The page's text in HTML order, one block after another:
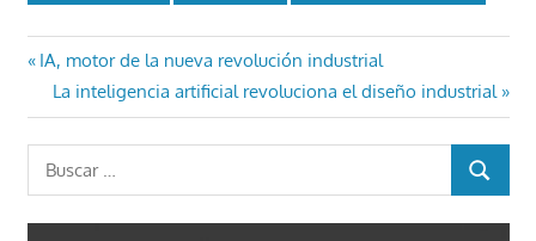
Navegación
de
entradas
Entrada
anterior:
IA, motor de la nueva revolución industrial
Entrada
siguiente:
La inteligencia artificial revoluciona el diseño industrial
Buscar:
BUSCAR